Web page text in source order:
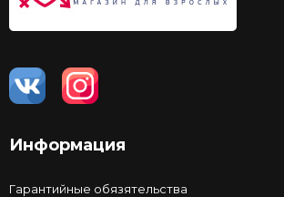
Информация
Гарантийные обязятельства